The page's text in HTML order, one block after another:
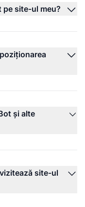
pe site-ul meu?
și alte
site-ul